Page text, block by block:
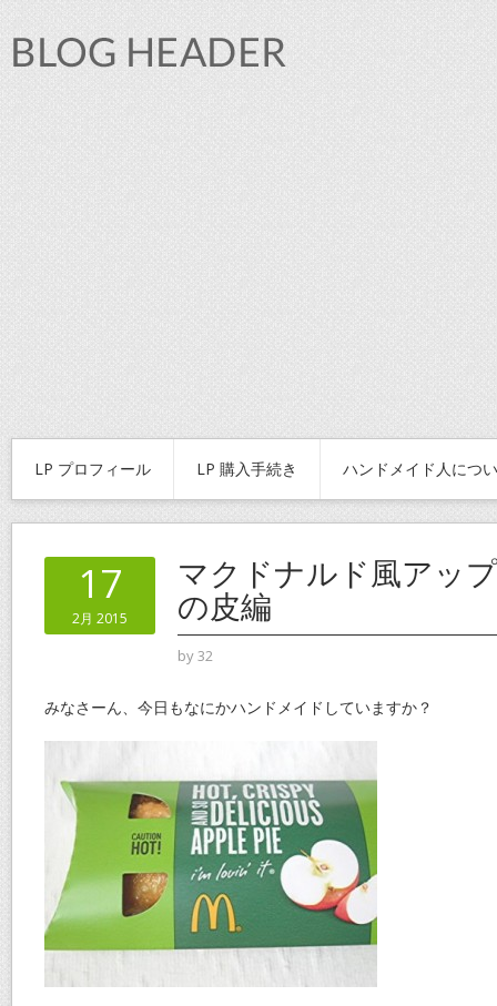
LP プロフィール LP 購入手続き ハンドメイド人につ
17
2月 2015
マクドナルド風アッ
の皮編
by32
みなさーん、今日もなにかハンドメイドしていますか？